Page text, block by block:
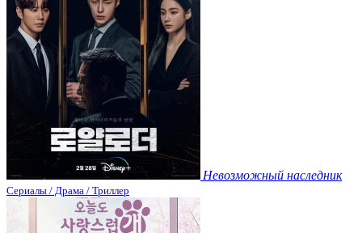
Невозможный наследник
Сериалы / Драма / Триллер